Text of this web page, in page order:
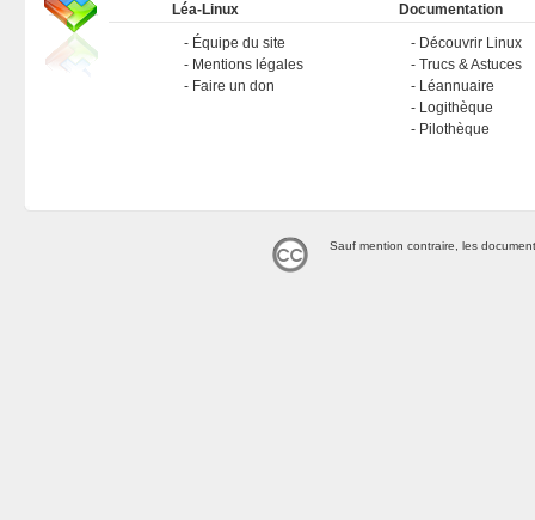
Léa-Linux
Équipe du site
Mentions légales
Faire un don
Documentation
Découvrir Linux
Trucs & Astuces
Léannuaire
Logithèque
Pilothèque
Sauf mention contraire, les